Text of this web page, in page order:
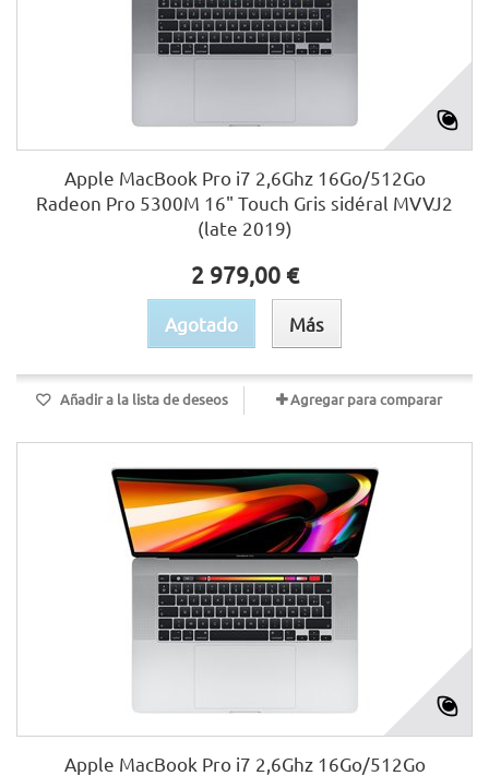
Apple MacBook Pro i7 2,6Ghz 16Go/512Go
Radeon Pro 5300M 16" Touch Gris sidéral MVVJ2
(late 2019)
2 979,00 €
Agotado Más
Añadir a la lista de deseos Agregar para comparar
Apple MacBook Pro i7 2,6Ghz 16Go/512Go